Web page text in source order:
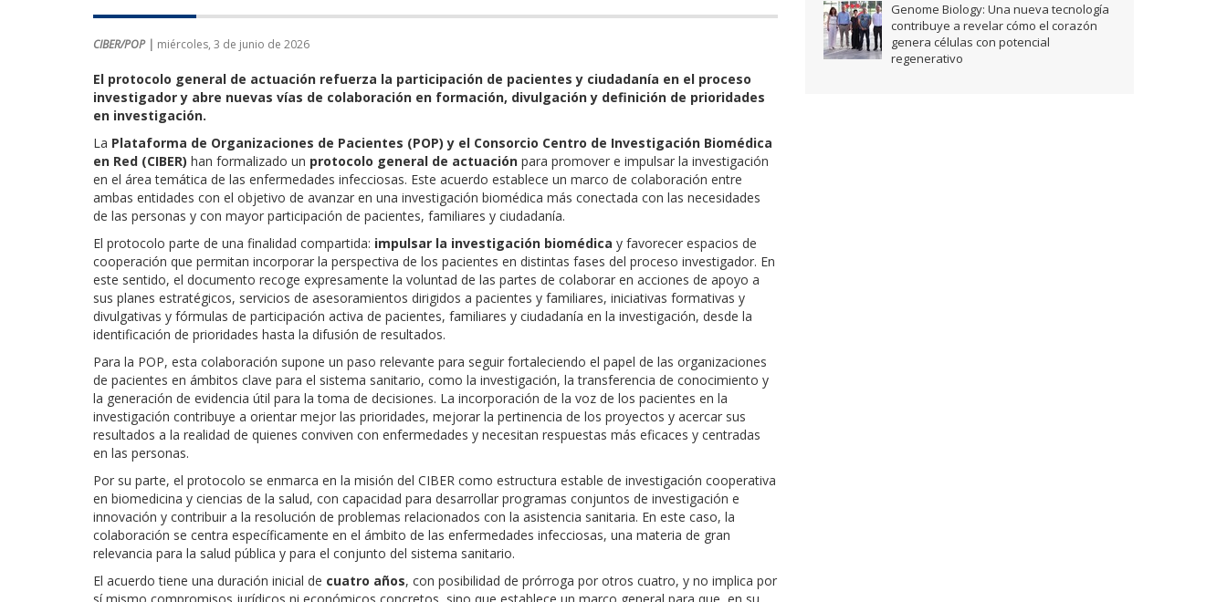
CIBER/POP | miércoles, 3 de junio de 2026
El protocolo general de actuación refuerza la participación de pacientes y ciudadanía en el proceso
investigador y abre nuevas vías de colaboración en formación, divulgación y definición de prioridades
en investigación.
La Plataforma de Organizaciones de Pacientes (POP) y el Consorcio Centro de Investigación Biomédica
en Red (CIBER) han formalizado un protocolo general de actuación para promover e impulsar la investigación
en el área temática de las enfermedades infecciosas. Este acuerdo establece un marco de colaboración entre
ambas entidades con el objetivo de avanzar en una investigación biomédica más conectada con las necesidades
de las personas y con mayor participación de pacientes, familiares y ciudadanía.
El protocolo parte de una finalidad compartida: impulsar la investigación biomédica y favorecer espacios de
cooperación que permitan incorporar la perspectiva de los pacientes en distintas fases del proceso investigador. En
este sentido, el documento recoge expresamente la voluntad de las partes de colaborar en acciones de apoyo a
sus planes estratégicos, servicios de asesoramientos dirigidos a pacientes y familiares, iniciativas formativas y
divulgativas y fórmulas de participación activa de pacientes, familiares y ciudadanía en la investigación, desde la
identificación de prioridades hasta la difusión de resultados.
Para la POP, esta colaboración supone un paso relevante para seguir fortaleciendo el papel de las organizaciones
de pacientes en ámbitos clave para el sistema sanitario, como la investigación, la transferencia de conocimiento y
la generación de evidencia útil para la toma de decisiones. La incorporación de la voz de los pacientes en la
investigación contribuye a orientar mejor las prioridades, mejorar la pertinencia de los proyectos y acercar sus
resultados a la realidad de quienes conviven con enfermedades y necesitan respuestas más eficaces y centradas
en las personas.
Por su parte, el protocolo se enmarca en la misión del CIBER como estructura estable de investigación cooperativa
en biomedicina y ciencias de la salud, con capacidad para desarrollar programas conjuntos de investigación e
innovación y contribuir a la resolución de problemas relacionados con la asistencia sanitaria. En este caso, la
colaboración se centra específicamente en el ámbito de las enfermedades infecciosas, una materia de gran
relevancia para la salud pública y para el conjunto del sistema sanitario.
El acuerdo tiene una duración inicial de cuatro años, con posibilidad de prórroga por otros cuatro, y no implica por
sí mismo compromisos jurídicos ni económicos concretos, sino que establece un marco general para que, en su
Genome Biology: Una nueva tecnología
contribuye a revelar cómo el corazón
genera células con potencial
regenerativo